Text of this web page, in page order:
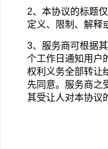
2、本协议的标题
定义、限制、解释
3、服务商可根据
个工作日通知用户
权利义务全部转让
先同意。服务商之
其受让人对本协议